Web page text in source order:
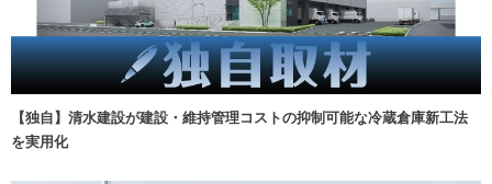
【独自】清水建設が建設・維持管理コストの抑制可能な冷蔵倉庫新工法
を実用化